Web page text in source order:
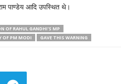
पाण्डेय आदि उपस्थित थे।
OF RAHUL GANDHI'S MP
OF PM MODI
GAVE THIS WARNING